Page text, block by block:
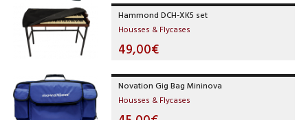
Hammond DCH-XK5 set
Housses & Flycases
49,00€
Novation Gig Bag Mininova
Housses & Flycases